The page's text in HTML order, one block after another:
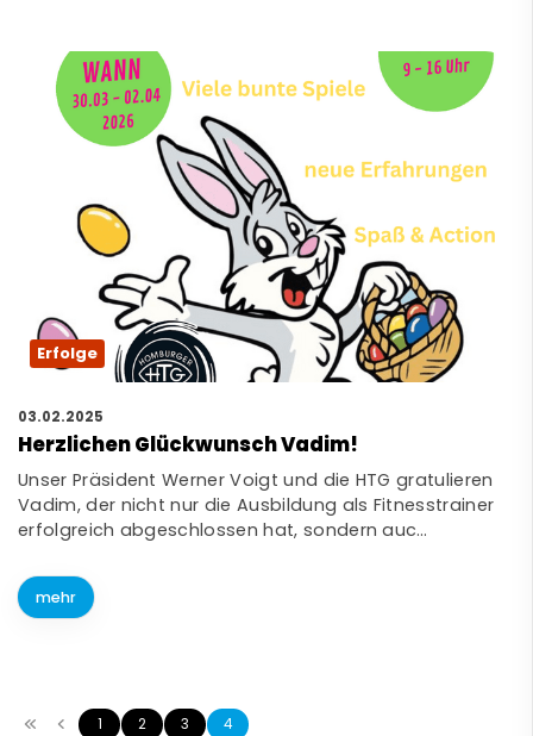
Erfolge
03.02.2025
Herzlichen Glückwunsch Vadim!
Unser Präsident Werner Voigt und die HTG gratulieren
Vadim, der nicht nur die Ausbildung als Fitnesstrainer
erfolgreich abgeschlossen hat, sondern auc…
mehr
1 2 3 4